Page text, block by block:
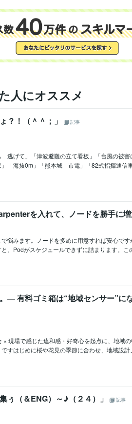
人にオススメ
？！（＾＾；」
記事
げて」「津波避難の立て看板」「台風の被害
「海抜0m」「熊本城 市電」「82式指揮通信
を入れて、ノードを勝手に
悩みます。ノードを多めに用意すれば安心で
、Podがスケジュールできずに詰まります。こ
― 有料ゴミ箱は“地域センサー”に
× 現場で感じた違和感・好奇心を起点に、地域
すはじめに桜や花見の季節に合わせ、地域設計
ぅ（＆ENG）～♪（２４）」
記事